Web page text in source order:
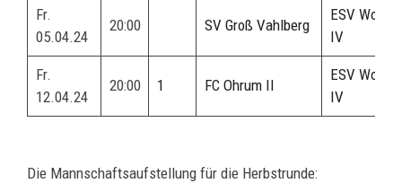
Fr.
05.04.24
20:00 SV Groß Vahlberg
ESV
IV
Fr.
12.04.24
20:00 1 FC Ohrum II
ESV
IV
Die Mannschaftsaufstellung für die Herbstrunde: